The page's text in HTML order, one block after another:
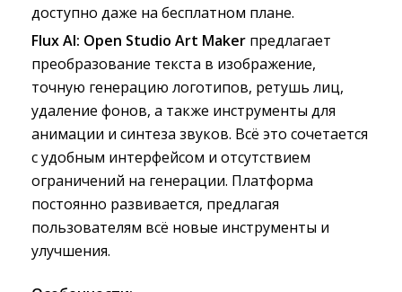
доступно даже на бесплатном плане.
Flux AI: Open Studio Art Maker предлагает
преобразование текста в изображение,
точную генерацию логотипов, ретушь лиц,
удаление фонов, а также инструменты для
анимации и синтеза звуков. Всё это сочетается
с удобным интерфейсом и отсутствием
ограничений на генерации. Платформа
постоянно развивается, предлагая
пользователям всё новые инструменты и
улучшения.